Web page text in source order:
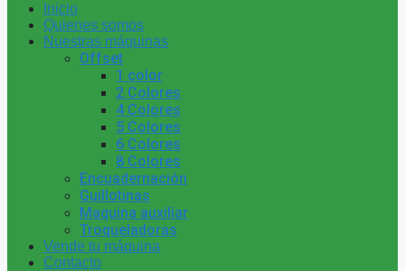
Inicio
Quienes somos
Nuestras máquinas
Offset
1 color
2 Colores
4 Colores
5 Colores
6 Colores
8 Colores
Encuadernación
Guillotinas
Maquina auxiliar
Troqueladoras
Vende tu máquina
Contacto